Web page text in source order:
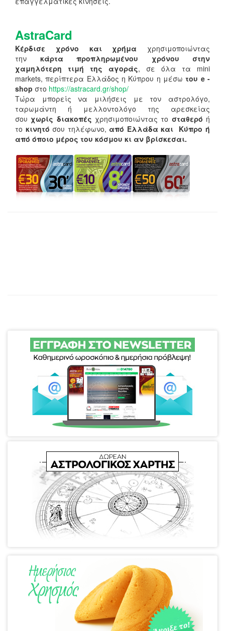
AstraCard
Κέρδισε χρόνο και χρήμα χρησιμοποιώντας
την κάρτα προπληρωμένου χρόνου στην
χαμηλότερη τιμή της αγοράς, σε όλα τα mini
markets, περίπτερα Ελλάδος η Κύπρου η μέσωτου e -
shop στο https://astracard.gr/shop/
Τώρα μπορείς να μιλήσεις με τον αστρολόγο,
ταρωμάντη ή μελλοντολόγο της αρεσκείας
σου χωρίς διακοπές χρησιμοποιώντας το σταθερό ή
το κινητό σου τηλέφωνο,από Ελλάδα και Κύπρο ή
από όποιο μέρος του κόσμου κι αν βρίσκεσαι.